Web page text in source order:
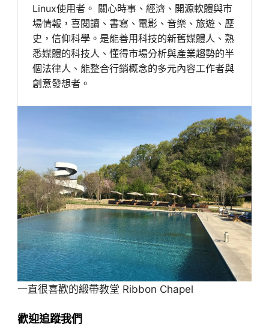
Linux使用者。 關心時事、經濟、開源軟體與市
場情報，喜閱讀、書寫、電影、音樂、旅遊、歷
史，信仰科學。是能善用科技的新舊媒體人、熟
悉媒體的科技人、懂得市場分析與產業趨勢的半
個法律人、能整合行銷概念的多元內容工作者與
創意發想者。
一直很喜歡的緞帶教堂 Ribbon Chapel
歡迎追蹤我們